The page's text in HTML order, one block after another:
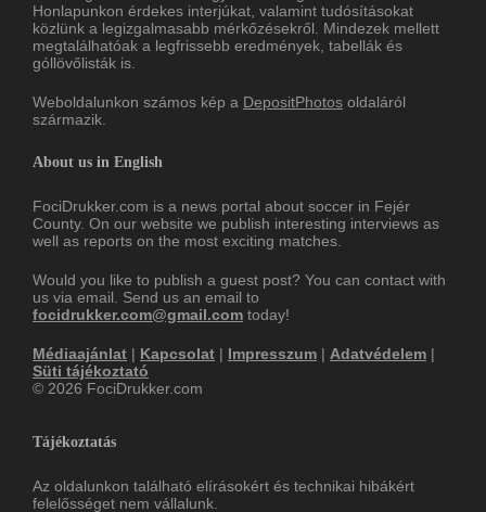
Honlapunkon érdekes interjúkat, valamint tudósításokat
közlünk a legizgalmasabb mérkőzésekről. Mindezek mellett
megtalálhatóak a legfrissebb eredmények, tabellák és
góllövőlisták is.
Weboldalunkon számos kép a DepositPhotos oldaláról
származik.
About us in English
FociDrukker.com is a news portal about soccer in Fejér
County. On our website we publish interesting interviews as
well as reports on the most exciting matches.
Would you like to publish a guest post? You can contact with
us via email. Send us an email to
focidrukker.com@gmail.com today!
Médiaajánlat | Kapcsolat | Impresszum | Adatvédelem |
Süti tájékoztató
© 2026 FociDrukker.com
Tájékoztatás
Az oldalunkon található elírásokért és technikai hibákért
felelősséget nem vállalunk.